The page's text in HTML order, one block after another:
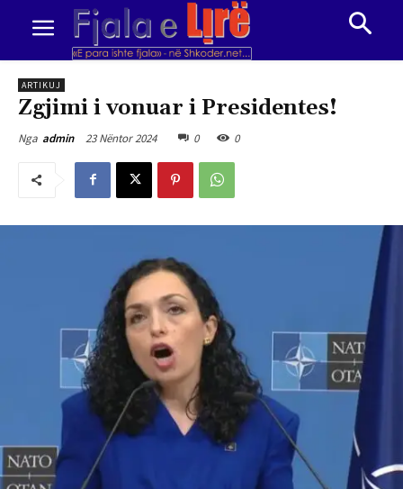
ARTIKUJ
Zgjimi i vonuar i Presidentes!
Nga admin 23 Nëntor 2024 0 0